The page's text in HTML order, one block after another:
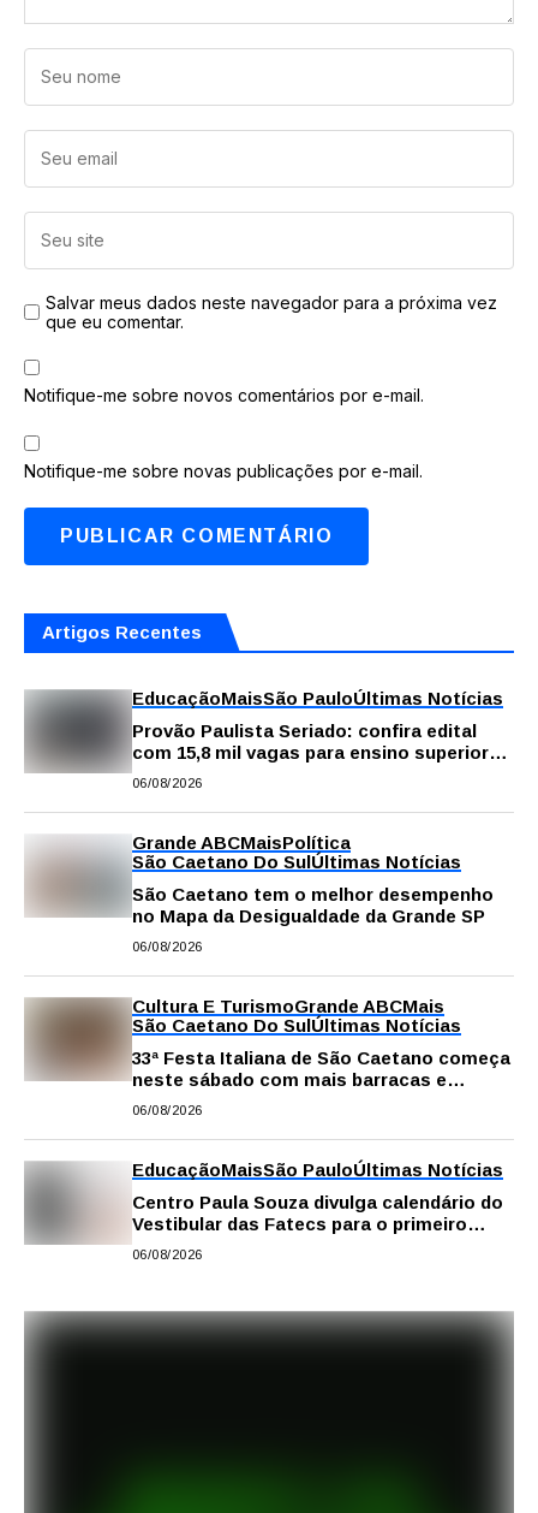
Salvar meus dados neste navegador para a próxima vez
que eu comentar.
Notifique-me sobre novos comentários por e-mail.
Notifique-me sobre novas publicações por e-mail.
Artigos Recentes
EducaçãoMaisSão PauloÚltimas Notícias
Provão Paulista Seriado: confira edital
com 15,8 mil vagas para ensino superior
público
06/08/2026
Grande ABCMaisPolítica
São Caetano Do SulÚltimas Notícias
São Caetano tem o melhor desempenho
no Mapa da Desigualdade da Grande SP
06/08/2026
Cultura E TurismoGrande ABCMais
São Caetano Do SulÚltimas Notícias
33ª Festa Italiana de São Caetano começa
neste sábado com mais barracas e
novidades em decoração e atrações
06/08/2026
EducaçãoMaisSão PauloÚltimas Notícias
Centro Paula Souza divulga calendário do
Vestibular das Fatecs para o primeiro
semestre de 2027
06/08/2026